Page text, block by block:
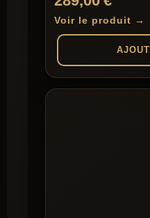
Voir le produit →